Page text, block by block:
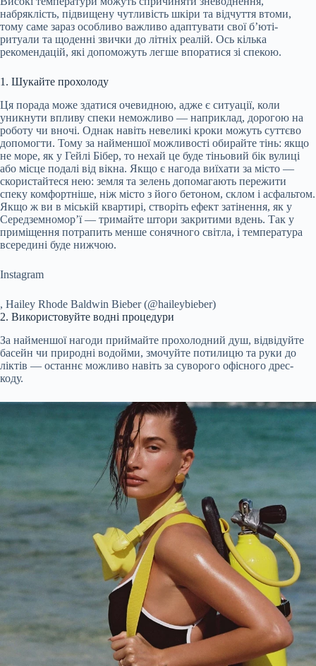
набряклість, підвищену чутливість шкіри та відчуття втоми,
тому саме зараз особливо важливо адаптувати свої б’юті-
ритуали та щоденні звички до літніх реалій. Ось кілька
рекомендацій, які допоможуть легше впоратися зі спекою.
1. Шукайте прохолоду
Ця порада може здатися очевидною, адже є ситуації, коли
уникнути впливу спеки неможливо — наприклад, дорогою на
роботу чи вночі. Однак навіть невеликі кроки можуть суттєво
допомогти. Тому за найменшої можливості обирайте тінь: якщо
не море, як у Гейлі Бібер, то нехай це буде тіньовий бік вулиці
або місце подалі від вікна. Якщо є нагода виїхати за місто —
скористайтеся нею: земля та зелень допомагають пережити
спеку комфортніше, ніж місто з його бетоном, склом і асфальтом.
Якщо ж ви в міській квартирі, створіть ефект затінення, як у
Середземномор’ї — тримайте штори закритими вдень. Так у
приміщення потрапить менше сонячного світла, і температура
всередині буде нижчою.
Instagram
, Hailey Rhode Baldwin Bieber (@haileybieber)
2. Використовуйте водні процедури
За найменшої нагоди приймайте прохолодний душ, відвідуйте
басейн чи природні водойми, змочуйте потилицю та руки до
ліктів — останнє можливо навіть за суворого офісного дрес-
коду.